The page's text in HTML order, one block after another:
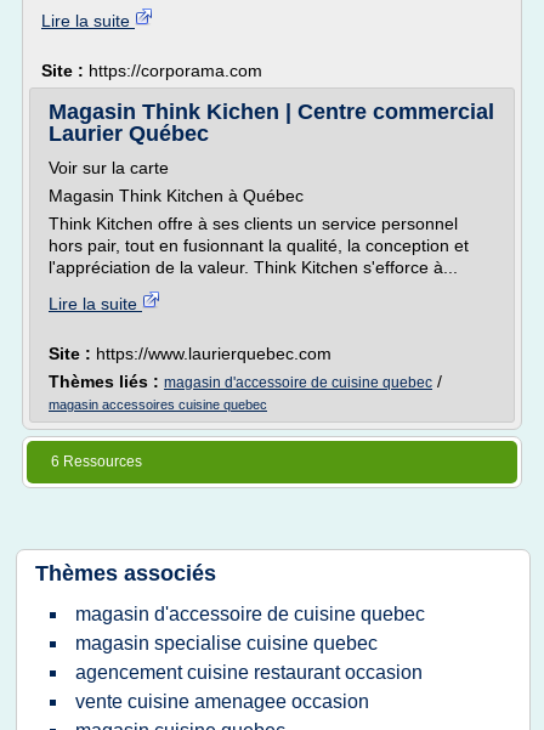
Lire la suite
Site : https://corporama.com
Magasin Think Kichen | Centre commercial
Laurier Québec
Voir sur la carte
Magasin Think Kitchen à Québec
Think Kitchen offre à ses clients un service personnel
hors pair, tout en fusionnant la qualité, la conception et
l'appréciation de la valeur. Think Kitchen s'efforce à...
Lire la suite
Site : https://www.laurierquebec.com
Thèmes liés : magasin d'accessoire de cuisine quebec /
magasin accessoires cuisine quebec
6 Ressources
Thèmes associés
magasin d'accessoire de cuisine quebec
magasin specialise cuisine quebec
agencement cuisine restaurant occasion
vente cuisine amenagee occasion